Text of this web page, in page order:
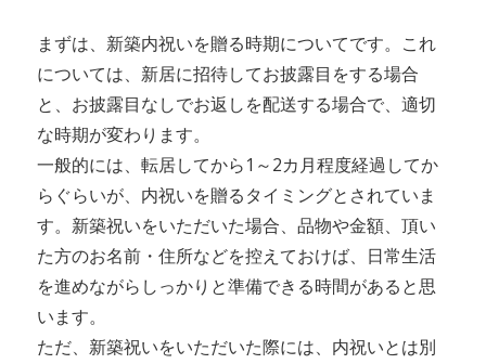
まずは、新築内祝いを贈る時期についてです。これ
については、新居に招待してお披露目をする場合
と、お披露目なしでお返しを配送する場合で、適切
な時期が変わります。
一般的には、転居してから1～2カ月程度経過してか
らぐらいが、内祝いを贈るタイミングとされていま
す。新築祝いをいただいた場合、品物や金額、頂い
た方のお名前・住所などを控えておけば、日常生活
を進めながらしっかりと準備できる時間があると思
います。
ただ、新築祝いをいただいた際には、内祝いとは別